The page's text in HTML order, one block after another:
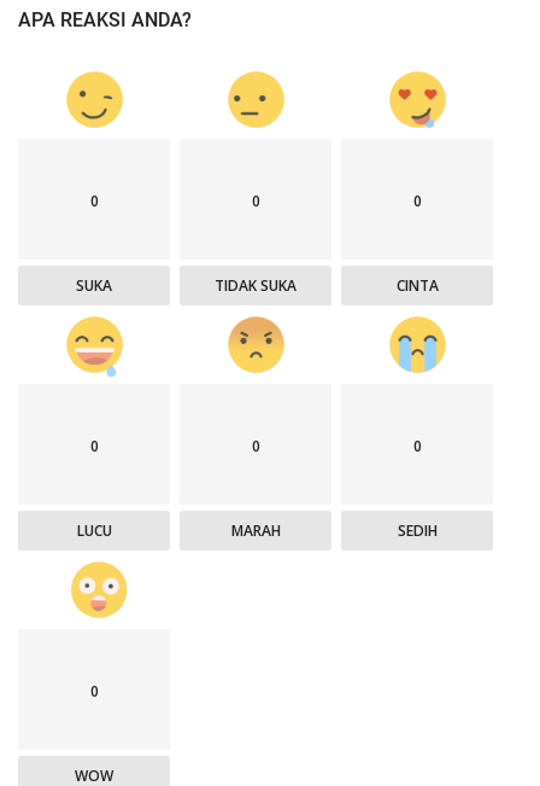
APA REAKSI ANDA?
0
SUKA
0
TIDAK SUKA
0
CINTA
0
LUCU
0
MARAH
0
SEDIH
0
WOW